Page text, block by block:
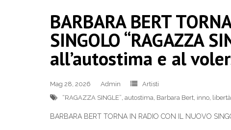
BARBARA BERT
SINGOLO “RAGAZZA
all’autostima e al
Mag 28, 2026 Admin
Artisti
“RAGAZZA SINGLE”, autostima, Barbara Bert, inno, libertà
BARBARA BERT TORNA IN RADIO CON IL NUOVO